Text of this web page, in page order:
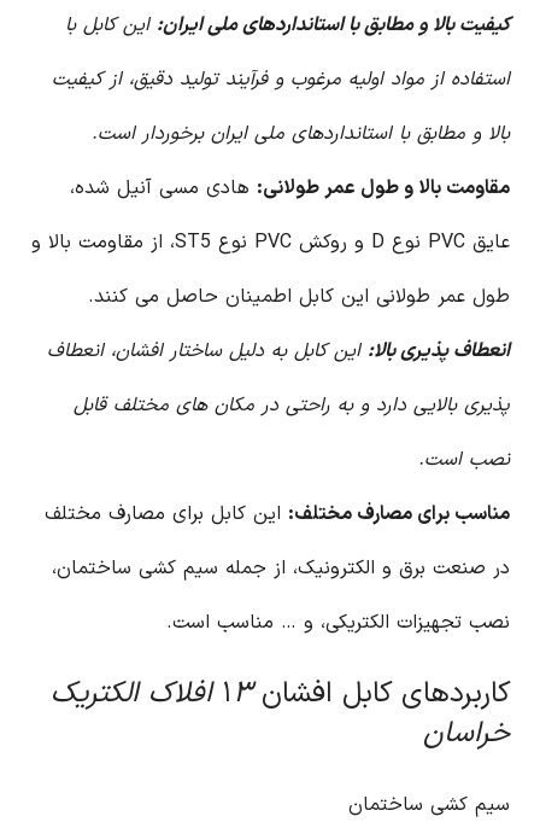
کیفیت بالا و مطابق با استانداردهای ملی ایران: این کابل با
استفاده از مواد اولیه مرغوب و فرآیند تولید دقیق، از کیفیت
بالا و مطابق با استانداردهای ملی ایران برخوردار است.
مقاومت بالا و طول عمر طولانی: هادی مسی آنیل شده،
عایق PVC نوع D و روکش PVC نوع ST5، از مقاومت بالا و
طول عمر طولانی این کابل اطمینان حاصل می کنند.
انعطاف پذیری بالا: این کابل به دلیل ساختار افشان، انعطاف
پذیری بالایی دارد و به راحتی در مکان های مختلف قابل
نصب است.
مناسب برای مصارف مختلف: این کابل برای مصارف مختلف
در صنعت برق و الکترونیک، از جمله سیم کشی ساختمان،
نصب تجهیزات الکتریکی، و … مناسب است.
کاربردهای کابل افشان ۱
۳ افلاک الکتریک
خراسان
سیم کشی ساختمان